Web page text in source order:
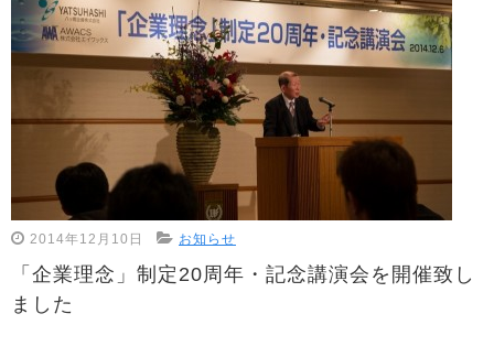
2014年12月10日 お知らせ
「企業理念」制定20周年・記念講演会を開催致し
ました